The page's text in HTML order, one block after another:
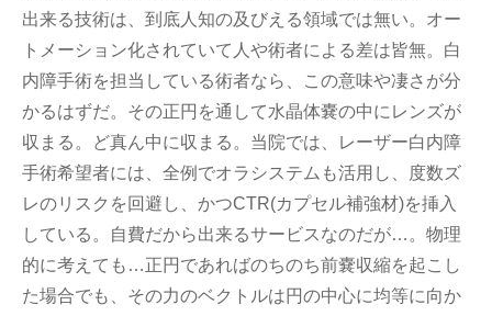
出来る技術は、到底人知の及びえる領域では無い。オー
トメーション化されていて人や術者による差は皆無。白
内障手術を担当している術者なら、この意味や凄さが分
かるはずだ。その正円を通して水晶体嚢の中にレンズが
収まる。ど真ん中に収まる。当院では、レーザー白内障
手術希望者には、全例でオラシステムも活用し、度数ズ
レのリスクを回避し、かつCTR(カプセル補強材)を挿入
している。自費だから出来るサービスなのだが…。物理
的に考えても…正円であればのちのち前嚢収縮を起こし
た場合でも、その力のベクトルは円の中心に均等に向か